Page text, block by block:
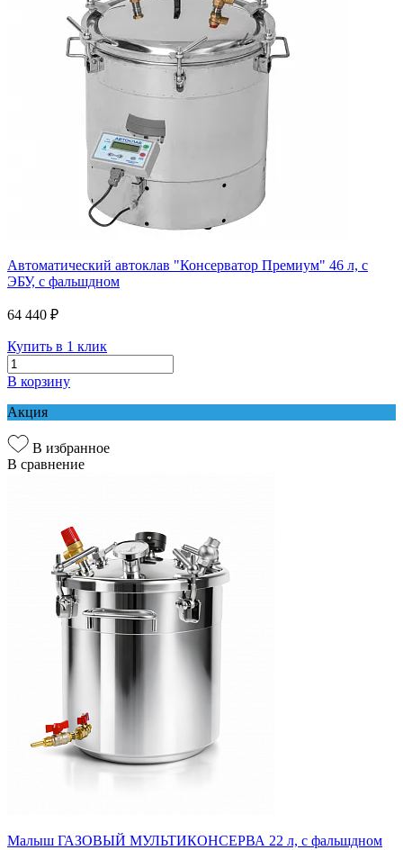
Автоматический автоклав "Консерватор Премиум" 46 л, с
ЭБУ, с фальшдном
64 440 ₽
Купить в 1 клик
В корзину
Акция
В избранное
В сравнение
Малыш ГАЗОВЫЙ МУЛЬТИКОНСЕРВА 22 л, с фальшдном